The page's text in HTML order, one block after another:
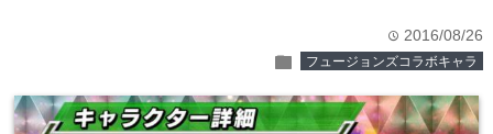
time 2016/08/26
folder フュージョンズコラボキャラ